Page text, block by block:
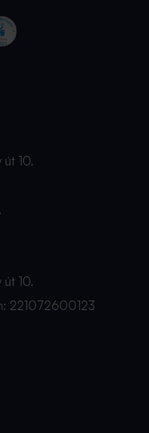
út 10.
út 10.
221072600123